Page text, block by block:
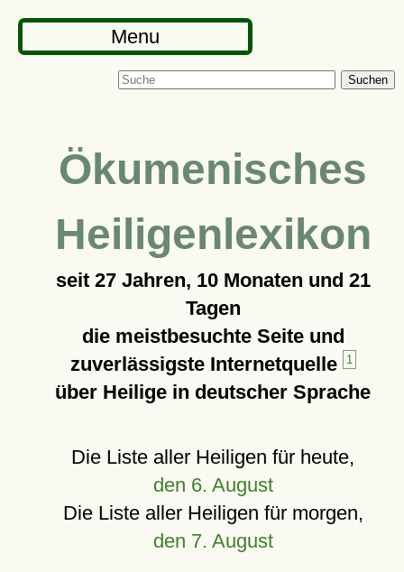
Menu
Suchen
Ökumenisches
Heiligenlexikon
seit 27 Jahren, 10 Monaten und 21
Tagen
die meistbesuchte Seite und
zuverlässigste Internetquelle
1
über Heilige in deutscher Sprache
Die Liste aller Heiligen für heute,
den 6. August
Die Liste aller Heiligen für morgen,
den 7. August